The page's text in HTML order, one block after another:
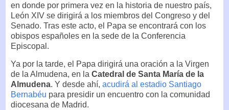
en donde por primera vez en la historia de nuestro país,
León XIV se dirigirá a los miembros del Congreso y del
Senado. Tras este acto, el Papa se encontrará con los
obispos españoles en la sede de la Conferencia
Episcopal.
Ya por la tarde, el Papa dirigirá una oración a la Virgen
de la Almudena, en la Catedral de Santa María de la
Almudena. Y desde ahí, acudirá al estadio Santiago
Bernabéu para presidir un encuentro con la comunidad
diocesana de Madrid.